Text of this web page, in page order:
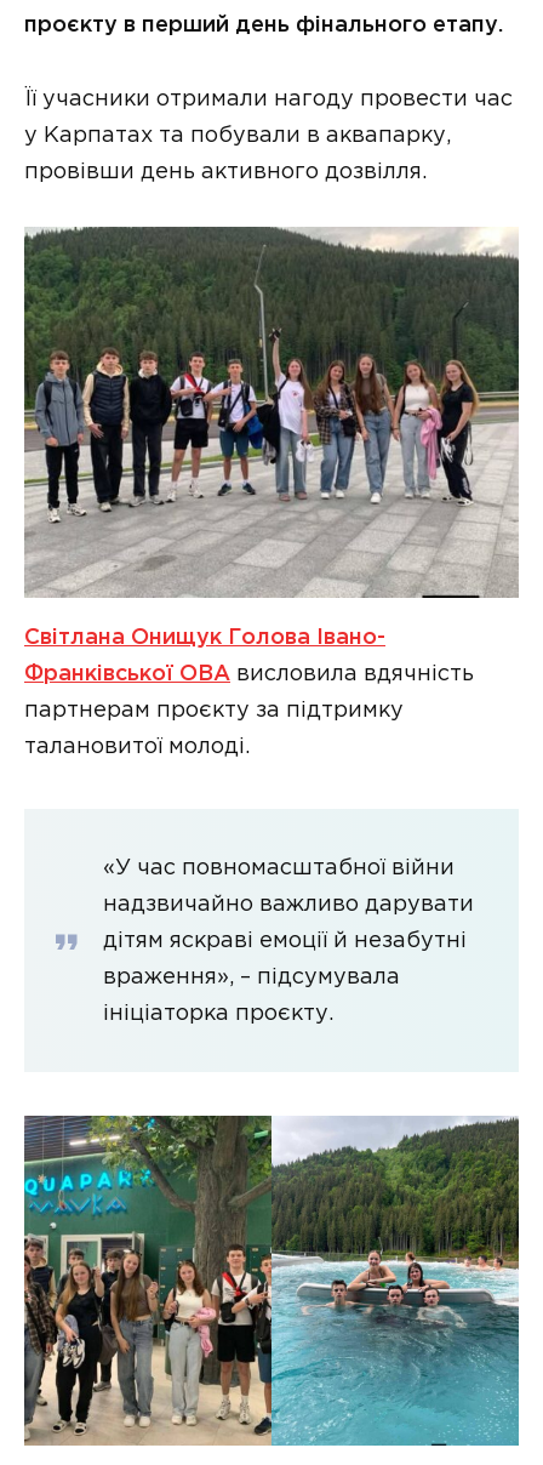
проєкту в перший день фінального етапу.
Її учасники отримали нагоду провести час
у Карпатах та побували в аквапарку,
провівши день активного дозвілля.
Світлана Онищук Голова Івано-
Франківської ОВА висловила вдячність
партнерам проєкту за підтримку
талановитої молоді.
«У час повномасштабної війни
надзвичайно важливо дарувати
дітям яскраві емоції й незабутні
враження», – підсумувала
ініціаторка проєкту.